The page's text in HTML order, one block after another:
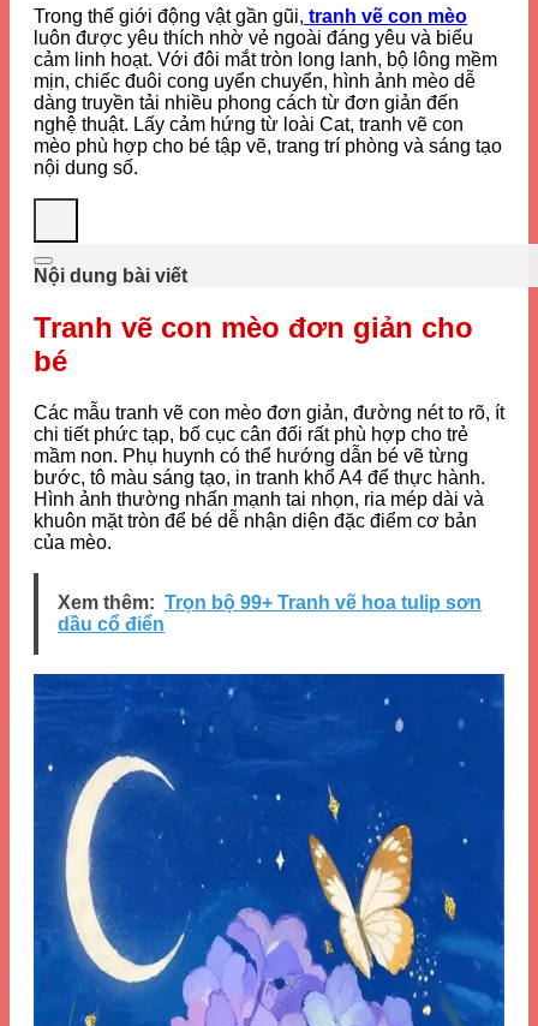
Trong thế giới động vật gần gũi, tranh vẽ con mèo
luôn được yêu thích nhờ vẻ ngoài đáng yêu và biểu
cảm linh hoạt. Với đôi mắt tròn long lanh, bộ lông mềm
mịn, chiếc đuôi cong uyển chuyển, hình ảnh mèo dễ
dàng truyền tải nhiều phong cách từ đơn giản đến
nghệ thuật. Lấy cảm hứng từ loài Cat, tranh vẽ con
mèo phù hợp cho bé tập vẽ, trang trí phòng và sáng tạo
nội dung số.
Nội dung bài viết
Tranh vẽ con mèo đơn giản cho
bé
Các mẫu tranh vẽ con mèo đơn giản, đường nét to rõ, ít
chi tiết phức tạp, bố cục cân đối rất phù hợp cho trẻ
mầm non. Phụ huynh có thể hướng dẫn bé vẽ từng
bước, tô màu sáng tạo, in tranh khổ A4 để thực hành.
Hình ảnh thường nhấn mạnh tai nhọn, ria mép dài và
khuôn mặt tròn để bé dễ nhận diện đặc điểm cơ bản
của mèo.
Xem thêm: Trọn bộ 99+ Tranh vẽ hoa tulip sơn
dầu cổ điển